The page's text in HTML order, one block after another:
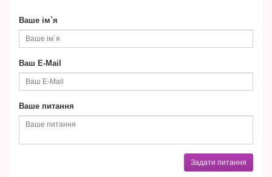
Ваше ім`я
Ваш E-Mail
Ваше питання
Задати питання